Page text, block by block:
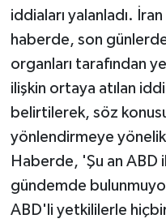
iddiaları yalanladı. İran
haberde, son
organları tarafından
ilişkin ortaya atılan
belirtilerek, söz
yönlendirmeye
Haberde, 'Şu an ABD
gündemde
ABD'li yetkililerle